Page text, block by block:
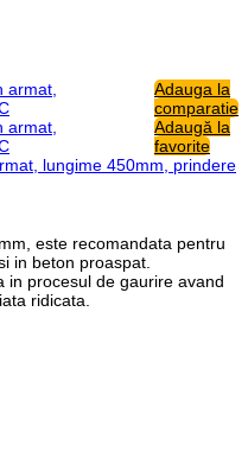
Adauga la
comparatie
Adaugă la
favorite
lungime 450mm, prindere
este recomandata pentru
in beton proaspat.
in procesul de gaurire avand
ridicata.